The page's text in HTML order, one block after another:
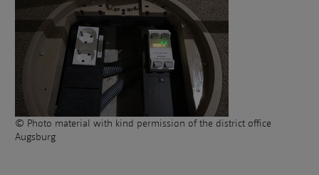
© Photo material with kind permission of the district office
Augsburg